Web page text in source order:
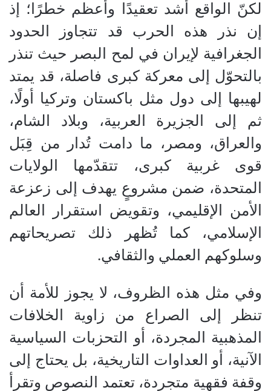
لكنّ الواقع أشد تعقيدًا وأعظم خطرًا؛ إذ
إن نذر هذه الحرب قد تتجاوز الحدود
الجغرافية لإيران في لمح البصر حيث تنذر
بالتحوّل إلى معركة كبرى فاصلة، قد يمتد
لهيبها إلى دول مثل باكستان وتركيا أولًا،
ثم إلى الجزيرة العربية، وبلاد الشام،
والعراق، ومصر، ما دامت تُدار من قِبَل
قوى غربية كبرى، تتقدّمها الولايات
المتحدة، ضمن مشروعٍ يهدف إلى زعزعة
الأمن الإقليمي، وتقويض استقرار العالم
الإسلامي، كما تُظهر ذلك تصريحاتهم
وسلوكهم العملي والثقافي.
وفي مثل هذه الظروف، لا يجوز للأمة أن
تنظر إلى الصراع من زاوية الخلافات
المذهبية المجردة، أو التحزبات السياسية
الآنية، أو العداوات التاريخية، بل يحتاج إلى
وقفة فقهية متجردة، تعتمد النصوص وتقرأ